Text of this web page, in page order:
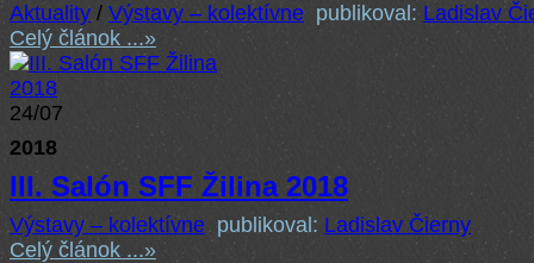
Aktuality / Výstavy – kolektívne publikoval: Ladislav
Celý článok ...»
24/07
2018
III. Salón SFF Žilina 2018
Výstavy – kolektívne publikoval: Ladislav Čierny
Celý článok ...»